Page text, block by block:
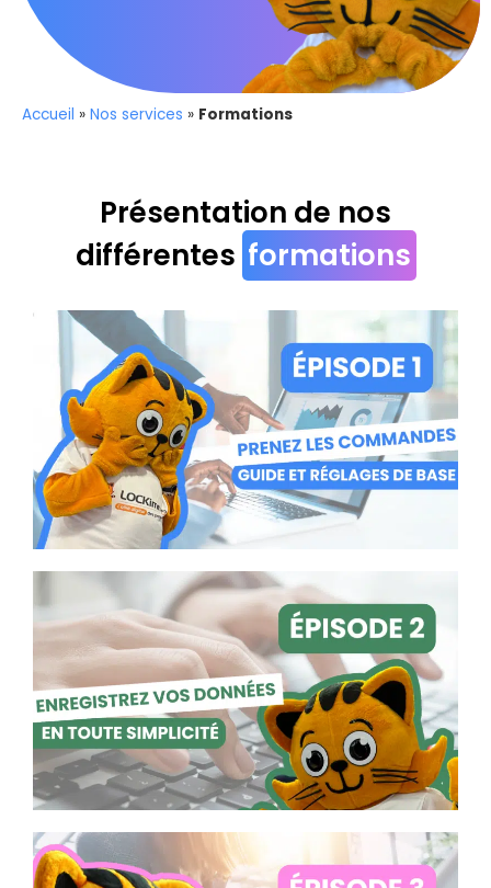
Accueil » Nos services » Formations
Présentation de nos
différentes formations